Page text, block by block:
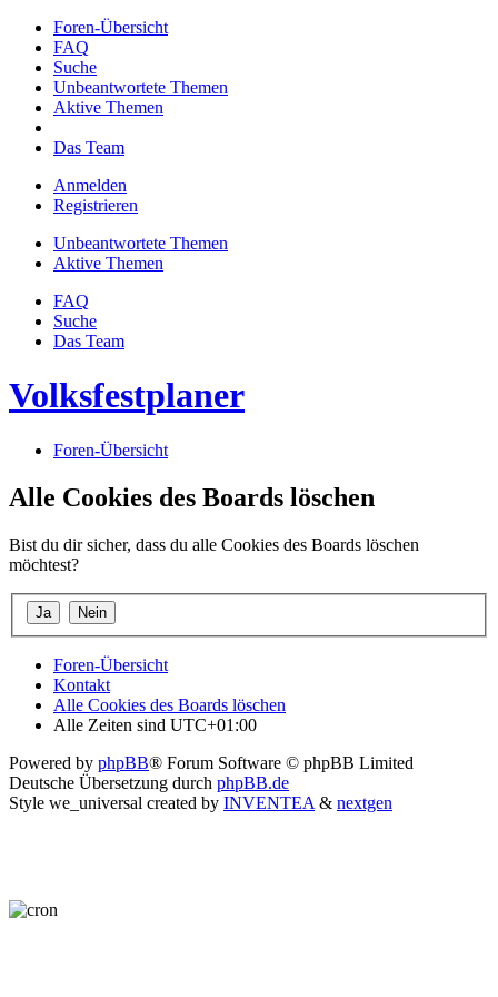
Foren-Übersicht
FAQ
Suche
Unbeantwortete Themen
Aktive Themen
Das Team
Anmelden
Registrieren
Unbeantwortete Themen
Aktive Themen
FAQ
Suche
Das Team
Volksfestplaner
Foren-Übersicht
Alle Cookies des Boards löschen
Bist du dir sicher, dass du alle Cookies des Boards löschen
möchtest?
Foren-Übersicht
Kontakt
Alle Cookies des Boards löschen
Alle Zeiten sind UTC+01:00
Powered by phpBB® Forum Software © phpBB Limited
Deutsche Übersetzung durch phpBB.de
Style we_universal created by INVENTEA & nextgen